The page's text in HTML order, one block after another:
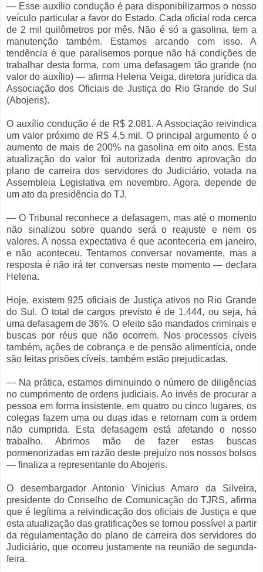
— Esse auxílio condução é para disponibilizarmos o nosso
veículo particular a favor do Estado. Cada oficial roda cerca
de 2 mil quilômetros por mês. Não é só a gasolina, tem a
manutenção também. Estamos arcando com isso. A
tendência é que paralisemos porque não há condições de
trabalhar desta forma, com uma defasagem tão grande (no
valor do auxílio) — afirma Helena Veiga, diretora jurídica da
Associação dos Oficiais de Justiça do Rio Grande do Sul
(Abojeris).
O auxílio condução é de R$ 2.081. A Associação reivindica
um valor próximo de R$ 4,5 mil. O principal argumento é o
aumento de mais de 200% na gasolina em oito anos. Esta
atualização do valor foi autorizada dentro aprovação do
plano de carreira dos servidores do Judiciário, votada na
Assembleia Legislativa em novembro. Agora, depende de
um ato da presidência do TJ.
— O Tribunal reconhece a defasagem, mas até o momento
não sinalizou sobre quando será o reajuste e nem os
valores. A nossa expectativa é que aconteceria em janeiro,
e não aconteceu. Tentamos conversar novamente, mas a
resposta é não irá ter conversas neste momento — declara
Helena.
Hoje, existem 925 oficiais de Justiça ativos no Rio Grande
do Sul. O total de cargos previsto é de 1.444, ou seja, há
uma defasagem de 36%. O efeito são mandados criminais e
buscas por réus que não ocorrem. Nos processos cíveis
também, ações de cobrança e de pensão alimentícia, onde
são feitas prisões cíveis, também estão prejudicadas.
— Na prática, estamos diminuindo o número de diligências
no cumprimento de ordens judiciais. Ao invés de procurar a
pessoa em forma insistente, em quatro ou cinco lugares, os
colegas fazem uma ou duas idas e retornam com a ordem
não cumprida. Esta defasagem está afetando o nosso
trabalho. Abrimos mão de fazer estas buscas
pormenorizadas em razão deste prejuízo nos nossos bolsos
— finaliza a representante do Abojeris.
O desembargador Antonio Vinicius Amaro da Silveira,
presidente do Conselho de Comunicação do TJRS, afirma
que é legítima a reivindicação dos oficiais de Justiça e que
esta atualização das gratificações se tornou possível a partir
da regulamentação do plano de carreira dos servidores do
Judiciário, que ocorreu justamente na reunião de segunda-
feira.